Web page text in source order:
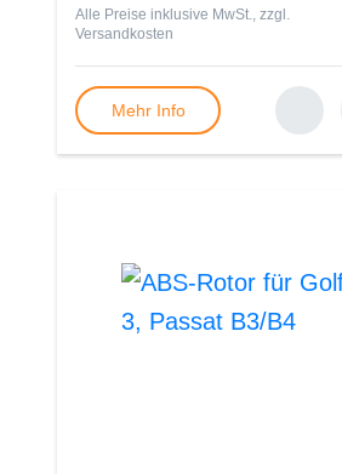
Alle Preise inklusive MwSt., zzgl.
Versandkosten
Mehr Info